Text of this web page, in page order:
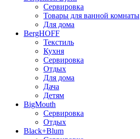
Сервировка
Товары для ванной комнаты
Для дома
BergHOFF
Текстиль
Кухня
Сервировка
Отдых
Для дома
Дача
Детям
BigMouth
Сервировка
Отдых
Black+Blum